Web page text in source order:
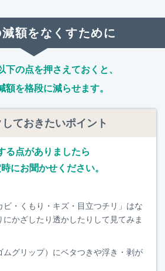
額をなくすために
下の点を押さえておくと、
額を格段に減らせます。
ておきたいポイント
る点がありましたら
にお聞かせください。
ビ・くもり・キズ・目立つチリ」はな
にかざしたり透かしたりして見てみま
ムグリップ）にベタつきや浮き・剥が